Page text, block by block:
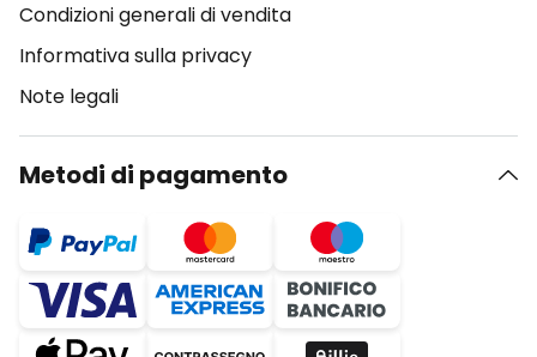
Condizioni generali di vendita
Informativa sulla privacy
Note legali
Metodi di pagamento